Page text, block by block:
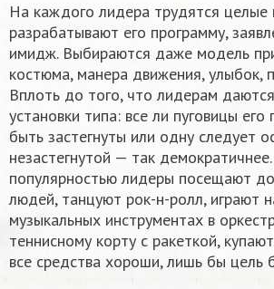
На каждого лидера трудятся целые
разрабатывают его программу,
имидж. Выбираются даже модель
костюма, манера движения, улыбок,
Вплоть до того, что лидерам
установки типа: все ли пуговицы
быть застегнуты или одну следует
незастегнутой — так
популярностью лидеры посещают
людей, танцуют рок-н-ролл, играют
музыкальных инструментах в
теннисному корту с ракеткой,
все средства хороши, лишь бы цель